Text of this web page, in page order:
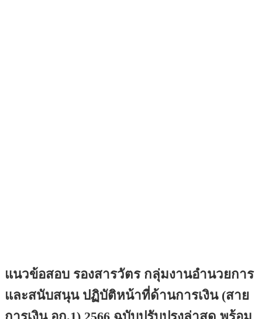
แนวข้อสอบ รองสารวัตร กลุ่มงานอำนวยการ
และสนับสนุน ปฏิบัติหน้าที่ด้านการเงิน (สาย